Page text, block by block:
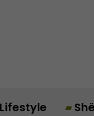
Lifestyle